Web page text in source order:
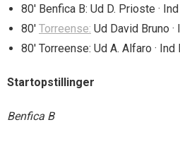
80′ Benfica B: Ud D. Prioste ·
80′ Torreense: Ud David Bruno ·
80′ Torreense: Ud A. Alfaro ·
Startopstillinger
Benfica B